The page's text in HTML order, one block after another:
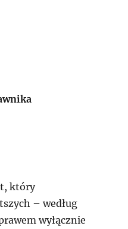
który
– według
wyłącznie